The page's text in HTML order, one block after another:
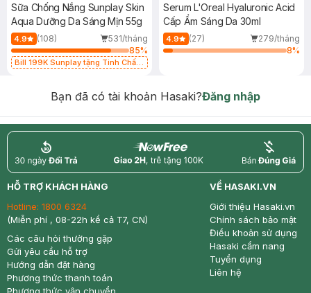
Sữa Chống Nắng Sunplay Skin
Aqua Dưỡng Da Sáng Mịn 55g
4.9 (108)
531/tháng
85%
Bill 199K Sunplay tặng Tinh Chất
Serum L'Oreal Hyaluronic Acid
Cấp Ẩm Sáng Da 30ml
4.9 (27)
279/tháng
8%
Bạn đã có tài khoản Hasaki?Đăng nhập
return nowfree price
HỖ TRỢ KHÁCH HÀNG
Hotline: 1800 6324
(Miễn phí , 08-22h kể cả T7, CN)
Các câu hỏi thường gặp
Gửi yêu cầu hỗ trợ
Hướng dẫn đặt hàng
Phương thức thanh toán
VỀ HASAKI.VN
Giới thiệu Hasaki.vn
Chính sách bảo mật
Điều khoản sử dụng
Hasaki cẩm nang
Tuyển dụng
Liên hệ